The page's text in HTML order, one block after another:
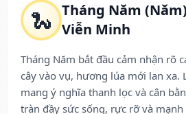
🐍 Tháng Năm
Viễn Minh
Tháng Năm bắt đầu cảm nhận rõ
cây vào vụ, hương lúa mới lan xa.
mang ý nghĩa thanh lọc và cân
tràn đầy sức sống, rực rỡ và mạnh